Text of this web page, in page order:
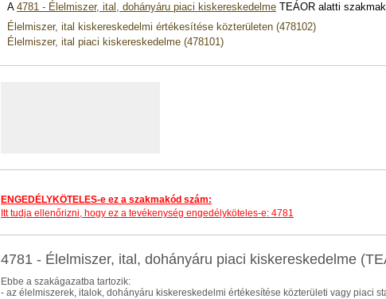
A 4781 - Élelmiszer, ital, dohányáru piaci kiskereskedelme TEÁOR alatti
Élelmiszer, ital kiskereskedelmi értékesítése közterületen (478102)
Élelmiszer, ital piaci kiskereskedelme (478101)
ENGEDÉLYKÖTELES-e ez a szakmakód szám:
Itt tudja ellenőrizni, hogy ez a tevékenység engedélyköteles-e: 4781
4781 - Élelmiszer, ital, dohányáru piaci kiskereskedelme
Ebbe a szakágazatba tartozik:
- az élelmiszerek, italok, dohányáru kiskereskedelmi értékesítése közterületi vagy piaci